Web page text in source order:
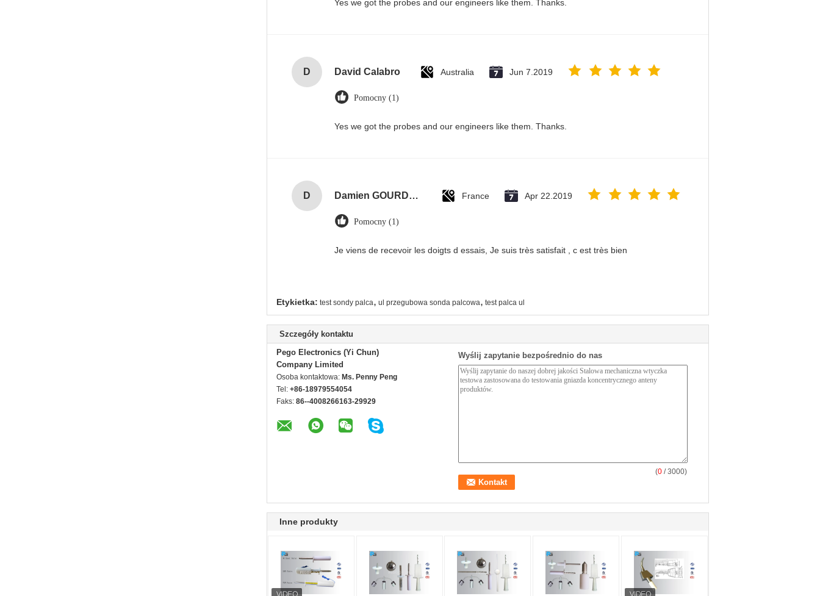
Yes we got the probes and our engineers like them. Thanks.
D David Calabro Australia Jun 7.2019
Pomocny (1)
Yes we got the probes and our engineers like them. Thanks.
D Damien GOURDAIN France Apr 22.2019
Pomocny (1)
Je viens de recevoir les doigts d essais, Je suis très satisfait , c est très bien
Etykietka: test sondy palca, ul przegubowa sonda palcowa, test palca ul
Szczegóły kontaktu
Pego Electronics (Yi Chun)
Company Limited
Osoba kontaktowa: Ms. Penny Peng
Tel: +86-18979554054
Faks: 86--4008266163-29929
Wyślij zapytanie bezpośrednio do nas
(0 / 3000)
Inne produkty